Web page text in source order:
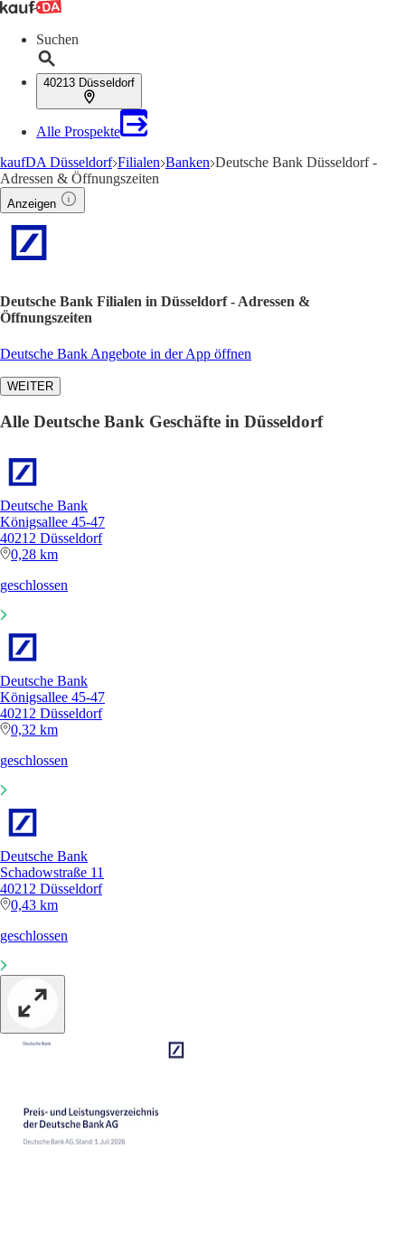
Suchen
40213 Düsseldorf
Alle Prospekte
kaufDA Düsseldorf Filialen Banken Deutsche Bank Düsseldorf -
Adressen & Öffnungszeiten
Anzeigen
Deutsche Bank Filialen in Düsseldorf - Adressen &
Öffnungszeiten
Deutsche Bank Angebote in der App öffnen
WEITER
Alle Deutsche Bank Geschäfte in Düsseldorf
Deutsche Bank
Königsallee 45-47
40212 Düsseldorf
0,28 km
geschlossen
Deutsche Bank
Königsallee 45-47
40212 Düsseldorf
0,32 km
geschlossen
Deutsche Bank
Schadowstraße 11
40212 Düsseldorf
0,43 km
geschlossen